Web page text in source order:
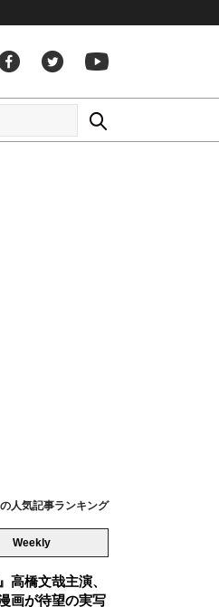
人気記事ランキング
Weekly
高橋文哉主演、
画が待望の実写